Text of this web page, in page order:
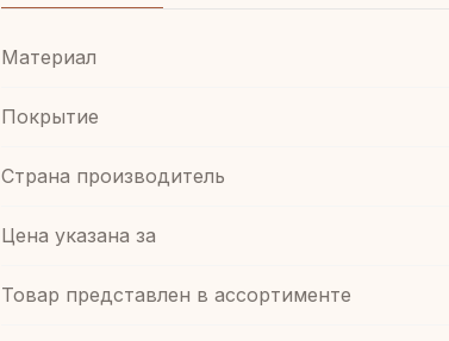
Материал
Покрытие
Страна производитель
Цена указана за
Товар представлен в ассортименте